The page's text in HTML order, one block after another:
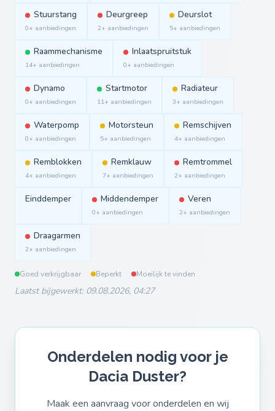
Stuurstang
0+ aanbiedingen
Deurgreep
2+ aanbiedingen
Deurslot
5+ aanbiedingen
Raammechanisme
14+ aanbiedingen
Inlaatspruitstuk
0+ aanbiedingen
Dynamo
0+ aanbiedingen
Startmotor
11+ aanbiedingen
Radiateur
3+ aanbiedingen
Waterpomp
0+ aanbiedingen
Motorsteun
5+ aanbiedingen
Remschijven
4+ aanbiedingen
Remblokken
4+ aanbiedingen
Remklauw
7+ aanbiedingen
Remtrommel
2+ aanbiedingen
Einddemper Middendemper
0+ aanbiedingen
Veren
2+ aanbiedingen
Draagarmen
2+ aanbiedingen
Goed verkrijgbaar Beperkt Moeilijk te vinden
Laatst bijgewerkt: 09.08.2026, 04:27
Onderdelen nodig voor je
Dacia Duster?
Maak een aanvraag voor onderdelen en wij